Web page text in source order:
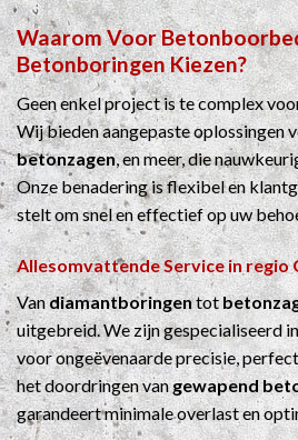
Waarom Voor
Betonboringen Kiezen?
Geen enkel project is te complex
Wij bieden aangepaste oplossingen
betonzagen, en meer, die
Onze benadering is flexibel en
stelt om snel en effectief op uw
Allesomvattende Service in regio
Vandiamantboringentot
uitgebreid. We zijn gespecialiseerd
voor ongeëvenaarde precisie,
het doordringen vangewapend
garandeert minimale overlast en